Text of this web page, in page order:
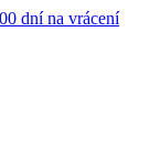
dní na vrácení